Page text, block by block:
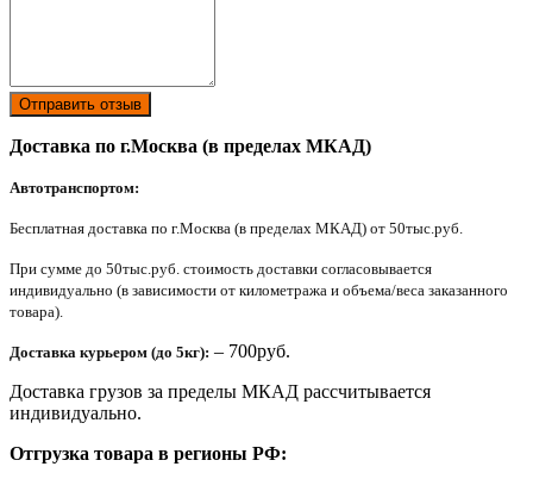
Отправить отзыв
Доставка по г.Москва (в пределах МКАД)
Автотранспортом:
Бесплатная доставка по г.Москва (в пределах МКАД) от 50тыс.руб.
При сумме до 50тыс.руб. стоимость доставки согласовывается
индивидуально (в зависимости от километража и объема/веса заказанного
товара).
Доставка курьером (до 5кг): – 700руб.
Доставка грузов за пределы МКАД рассчитывается
индивидуально.
Отгрузка товара в регионы РФ: